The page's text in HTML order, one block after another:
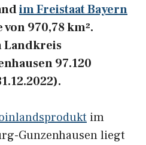
im Freistaat Bayern
970,78 km².
Landkreis
97.120
im
Gunzenhausen liegt